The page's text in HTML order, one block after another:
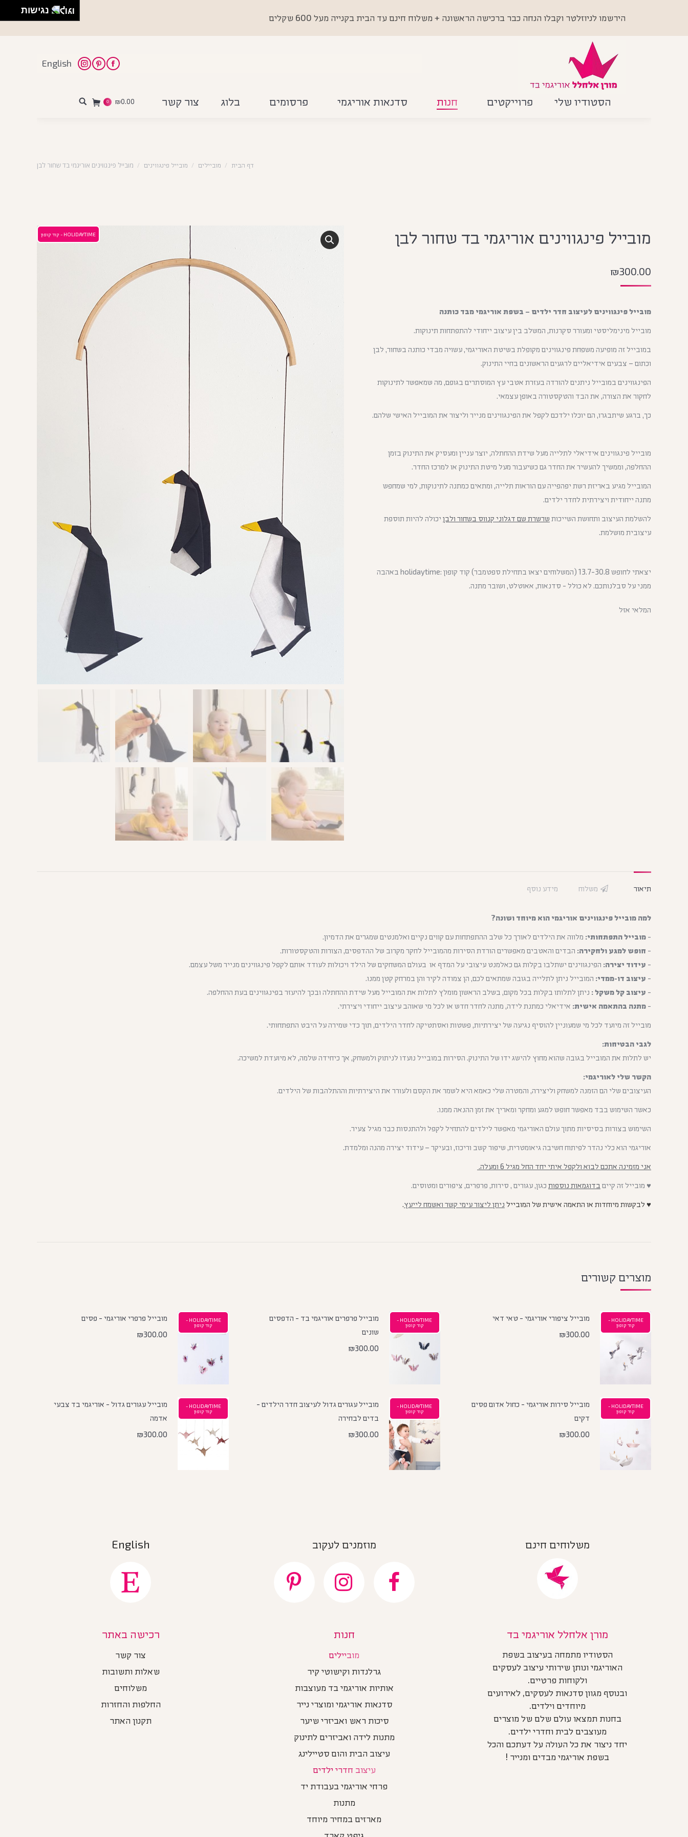
Facebook
Pinterest
Instagram
English
הסטודיו שלי פרוייקטים חנות סדנאות אוריגמי פרסומים בלוג צור קשר ₪0.00
0
Search:
דף הבית מוביילים מובייל פינגווינים מובייל פינגווינים אוריגמי בד שחור לבן
HOLIDAYTIME - קוד קופון מובייל פינגווינים אוריגמי בד שחור לבן
₪300.00
מובייל פינגווינים לעיצוב חדר ילדים – בשפת אוריגמי מבד כותנה
מובייל מינימליסטי ומעורר סקרנות, המשלב בין עיצוב ייחודי להתפתחות תינוקות.
במובייל זה מופיעה משפחת פינגווינים מקופלת בשיטת האוריגמי, עשויה מבדי כותנה בשחור, לבן
וכתום – צבעים אידיאליים לרגעים הראשונים בחיי התינוק.
הפינגווינים במובייל ניתנים להורדה בעזרת אטבי עץ המוסתרים בגופם, מה שמאפשר לתינוקות
לחקור את הצורה, את הבד והטקסטורה באופן עצמאי.
כך, ברגע שיתבגרו, הם יוכלו ילדכם לקפל את הפינגווינים מנייר וליצור את המובייל האישי שלהם.
מובייל פינגווינים אידיאלי לתלייה מעל שידת ההחתלה, יוצר עניין ומעסיק את התינוק בזמן
ההחלפה, וממשיך להעשיר את החדר גם כשיעבור מעל מיטת התינוק או למרכז החדר.
המובייל מגיע באריזת רשת יפהפייה עם הוראות תלייה, ומתאים כמתנה לתינוקות, למי שמחפש
מתנה ייחודית ויצירתית לחדר ילדים.
להשלמת העיצוב ותחושת השייכות שרשרת שם דגלוני קנווס בשחור ולבן יכולה להיות תוספת
עיצובית מושלמת.
יצאתי לחופש 13.7-30.8 (המשלוחים יצאו בתחילת ספטמבר) קוד קופון :holidaytime באהבה
ממני על סבלנותכם. לא כולל - סדנאות, אאוטלט, ושובר מתנה.
המלאי אזל
תיאור משלוח מידע נוסף
למה מובייל פינגווינים אוריגמי הוא מיוחד ושונה?
מובייל התפתחותי: מלווה את הילדים לאורך כל שלב ההתפתחות עם קווים נקיים ואלמנטים שמגרים את הדמיון.
חופש למגע ולחקירה: הבדים והאטבים מאפשרים הורדת הסירות מהמובייל לחקר מקרוב של ההדפסים, הצורות והטקסטורות.
עידוד יצירה: הפינגווינים ישתלבו בקלות גם כאלמנט עיצובי על המדף או בעולם המשחקים של הילד ויכולות לעודד אותם לקפל פינגווינים מנייר משל עצמם.
עיצוב דו-ממדי: המובייל ניתן לתלייה בגובה שמתאים לכם, הן צמודה לקיר והן במרחק קטן ממנו.
עיצוב קל משקל : ניתן לתלותו בקלות בכל מקום, בשלב הראשון מומלץ לתלות את המובייל מעל שידת ההחתלה ובכך להיעזר בפינגווינים בעת ההחלפה.
מתנה בהתאמה אישית: אידיאלי כמתנת לידה, מתנה לחדר חדש או לכל מי שאוהב עיצוב ייחודי ויצירתי.
מובייל זה מיועד לכל מי שמעוניין להוסיף נגיעה של יצירתיות, פשטות ואסתטיקה לחדר הילדים, תוך כדי שמירה על היבט התפתחותי.
לגבי הבטיחות:
יש לתלות את המובייל בגובה שהוא מחוץ להישג ידו של התינוק. הסירות במובייל נועדו לניתוק ולמשחק, אך כיחידה שלמה, לא מיועדת למשיכה.
הקשר שלי לאוריגמי:
העיצובים שלי הם הזמנה למשחק וליצירה, והמטרה שלי כאמא היא לשמר את הקסם ולעורר את היצירתיות וההתלהבות של הילדים.
כאשר השימוש בבד מאפשר חופש למגע ומחקר ומאריך את זמן ההנאה ממנו.
השימוש בצורות בסיסיות מתוך עולם האוריגמי מאפשר לילדים להתחיל לקפל ולהתנסות כבר מגיל צעיר.
אוריגמי הוא כלי נהדר לפיתוח חשיבה גיאומטרית, שיפור קשב וריכוז, ובעיקר – עידוד יצירה מהנה ומלמדת.
אני מזמינה אתכם לבוא ולקפל איתי יחד החל מגיל 6 ומעלה.
♥ מובייל זה קיים בדוגמאות נוספות כגון, עגורים , סירות, פרפרים, ציפורים ומטוסים.
♥ לבקשות מיוחדות או התאמה אישית של המובייל ניתן ליצור עימי קשר ואשמח לייעץ.
מוצרים קשורים
HOLIDAYTIME -
קוד קופון
מובייל ציפורי אוריגמי - טאי דאי
₪300.00
HOLIDAYTIME -
קוד קופון
מובייל פרפרים אוריגמי בד - הדפסים
שונים
₪300.00
HOLIDAYTIME -
קוד קופון
מובייל פרפרי אוריגמי - פסים
₪300.00
HOLIDAYTIME -
קוד קופון
מובייל סירות אוריגמי - כחול אדום פסים
דקים
₪300.00
HOLIDAYTIME -
קוד קופון
מובייל עגורים גדול לעיצוב חדר הילדים -
בדים לבחירה
₪300.00
HOLIDAYTIME -
קוד קופון
מובייל עגורים גדול - אוריגמי בד צבעי
אדמה
₪300.00
משלוחים חינם מוזמנים לעקוב English
מורן אלחלל אוריגמי בד
הסטודיו מתמחה בעיצוב בשפת
האוריגמי ונותן שירותי עיצוב לעסקים
ולקוחות פרטיים.
ובנוסף מגוון סדנאות לעסקים, לאירועים
מיוחדים וילדים.
בחנות תמצאו עולם שלם של מוצרים
מעוצבים לבית וחדרי ילדים.
יחד ניצור את כל העולה על דעתכם והכל
בשפת אוריגמי מבדים ומנייר !
חנות
מוביילים
גרלנדות וקישוטי קיר
אותיות אוריגמי בד מעוצבות
סדנאות אוריגמי ומוצרי נייר
סיכות ראש ואביזרי שיער
מתנות לידה ואביזרים לתינוק
עיצוב הבית והום סטיילינג
עיצוב חדרי ילדים
פרחי אוריגמי בעבודת יד
מתנות
מארזים במחיר מיוחד
רכישה באתר
צור קשר
שאלות ותשובות
משלוחים
החלפות והחזרות
תקנון האתר
הירשמו לניוזלטר וקבלו הנחה כבר ברכישה הראשונה + משלוח חינם עד הבית בקנייה מעל 600 שקלים
נגישות